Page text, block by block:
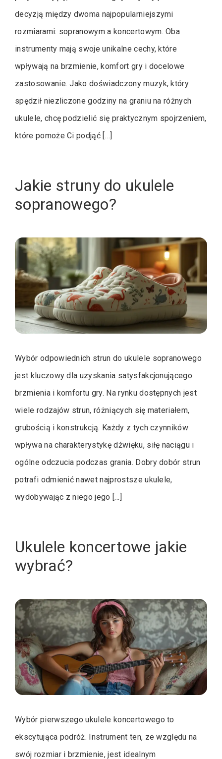
decyzją między dwoma najpopularniejszymi
rozmiarami: sopranowym a koncertowym. Oba
instrumenty mają swoje unikalne cechy, które
wpływają na brzmienie, komfort gry i docelowe
zastosowanie. Jako doświadczony muzyk, który
spędził niezliczone godziny na graniu na różnych
ukulele, chcę podzielić się praktycznym spojrzeniem,
które pomoże Ci podjąć […]
Jakie struny do ukulele
sopranowego?
Wybór odpowiednich strun do ukulele sopranowego
jest kluczowy dla uzyskania satysfakcjonującego
brzmienia i komfortu gry. Na rynku dostępnych jest
wiele rodzajów strun, różniących się materiałem,
grubością i konstrukcją. Każdy z tych czynników
wpływa na charakterystykę dźwięku, siłę naciągu i
ogólne odczucia podczas grania. Dobry dobór strun
potrafi odmienić nawet najprostsze ukulele,
wydobywając z niego jego […]
Ukulele koncertowe jakie
wybrać?
Wybór pierwszego ukulele koncertowego to
ekscytująca podróż. Instrument ten, ze względu na
swój rozmiar i brzmienie, jest idealnym